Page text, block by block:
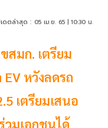
ดตล่าสุด : 05 เม.ย. 65 | 10:30 น.
สมก. เตรียม
EV หวังลดรถ
เตรียมเสนอ
มเอกชนได้